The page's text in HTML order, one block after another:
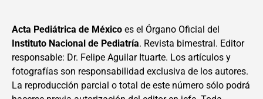
Acta Pediátrica de México es el Órgano Oficial del
Instituto Nacional de Pediatría. Revista bimestral. Editor
responsable: Dr. Felipe Aguilar Ituarte. Los artículos y
fotografías son responsabilidad exclusiva de los autores.
La reproducción parcial o total de este número sólo podrá